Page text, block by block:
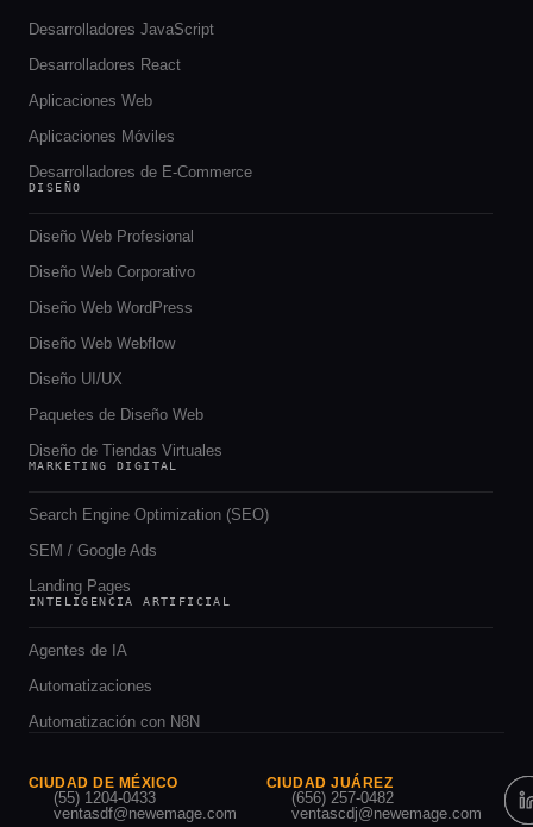
Desarrolladores JavaScript
Desarrolladores React
Aplicaciones Web
Aplicaciones Móviles
Desarrolladores de E-Commerce
DISEÑO
Diseño Web Profesional
Diseño Web Corporativo
Diseño Web WordPress
Diseño Web Webflow
Diseño UI/UX
Paquetes de Diseño Web
Diseño de Tiendas Virtuales
MARKETING DIGITAL
Search Engine Optimization (SEO)
SEM / Google Ads
Landing Pages
INTELIGENCIA ARTIFICIAL
Agentes de IA
Automatizaciones
Automatización con N8N
CIUDAD DE MÉXICO
(55) 1204-0433
ventasdf@newemage.com
CIUDAD JUÁREZ
(656) 257-0482
ventascdj@newemage.com